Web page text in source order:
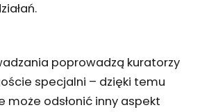
poprowadzą kuratorzy
specjalni – dzięki temu
może odsłonić inny aspekt